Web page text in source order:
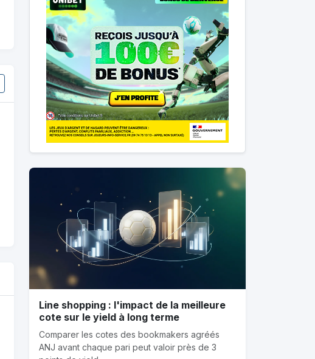
Line shopping : l'impact de la meilleure
cote sur le yield à long terme
Comparer les cotes des bookmakers agréés
ANJ avant chaque pari peut valoir près de 3